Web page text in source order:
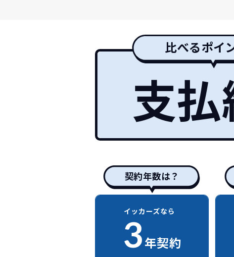
比べるポイ
支
契約年数は？
イッカーズなら
3年契約